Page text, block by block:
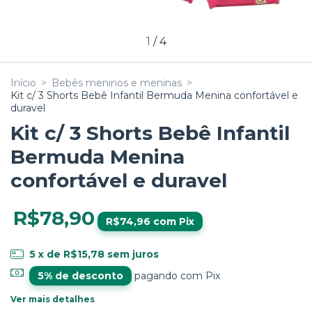
1 /4
Início > Bebês meninos e meninas >
Kit c/ 3 Shorts Bebê Infantil Bermuda Menina confortável e
duravel
Kit c/ 3 Shorts Bebê Infantil
Bermuda Menina
confortável e duravel
R$78,90
R$74,96 com Pix
5 x de R$15,78 sem juros
5% de desconto
pagando com Pix
Ver mais detalhes